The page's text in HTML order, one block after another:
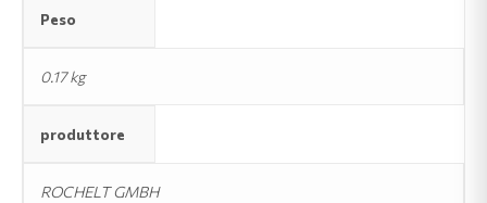
Peso
0.17 kg
produttore
ROCHELT GMBH